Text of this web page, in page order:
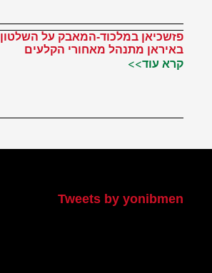
פזשכיאן במלכוד-המאבק על השלטון
באיראן מתנהל מאחורי הקלעים
קרא עוד>>
Tweets by yonibmen